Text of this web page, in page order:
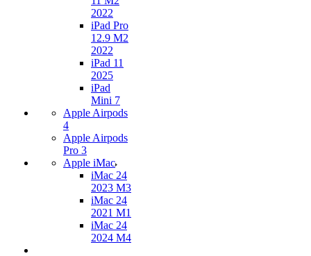
2022
iPad Pro
12.9 M2
2022
iPad 11
2025
iPad
Mini 7
Apple Airpods
4
Apple Airpods
Pro 3
Apple iMac
iMac 24
2023 M3
iMac 24
2021 M1
iMac 24
2024 M4